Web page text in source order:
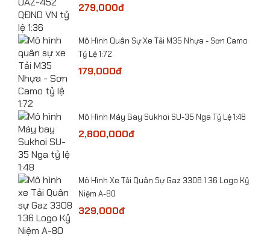
Mô hình máy bay Vận tải An-225 CCCP tỷ lệ
279,000đ
​Mô Hình Quân Sự Xe Tải M35 Nhựa - Sơn Camo
Tỷ Lệ 1:72
179,000đ
Mô Hình Máy Bay Sukhoi SU-35 Nga Tỷ Lệ 1:48
2,800,000đ
​Mô Hình Xe Tải Quân Sự Gaz 3308 1:36 Logo Kỷ
Niệm A-80
329,000đ